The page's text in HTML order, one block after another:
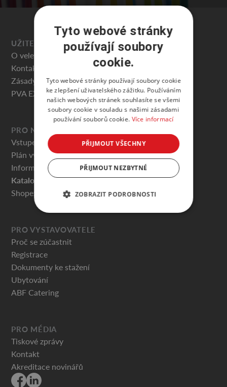
UŽITEČNÉ
O veletrhu
Kontakty
Zásady ochrany osobních údajů
PVA EXPO PRAHA
PRO NÁVŠTĚVNÍKY
Vstupenky
Plán výstaviště
Informace pro návštěvníky
Katalog vystavovatelů
Shopex.cz
PRO VYSTAVOVATELE
Proč se zúčastnit
Registrace
Dokumenty ke stažení
Ubytování
ABF Catering
PRO MÉDIA
Tiskové zprávy
Kontakt
Akreditace novinářů
Tyto webové stránky
používají soubory
cookie.
Tyto webové stránky používají soubory cookie
ke zlepšení uživatelského zážitku. Používáním
našich webových stránek souhlasíte se všemi
soubory cookie v souladu s našimi zásadami
používání souborů cookie. Více informací
PŘIJMOUT VŠECHNY
PŘIJMOUT NEZBYTNÉ
ZOBRAZIT PODROBNOSTI